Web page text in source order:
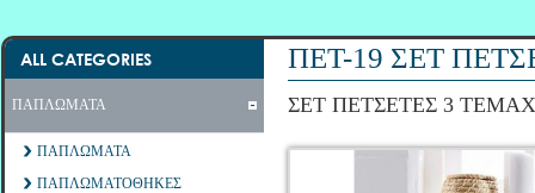
ALL CATEGORIES
ΠΑΠΛΩΜΑΤΑ
ΠΑΠΛΩΜΑΤΑ
ΠΑΠΛΩΜΑΤΟΘΗΚΕΣ
ΠΕΤ-19 ΣΕΤ
ΣΕΤ ΠΕΤΣΕΤΕΣ 3